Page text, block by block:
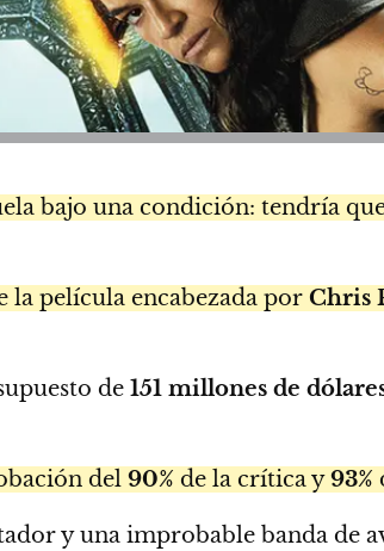
bajo una condición: tendría
la película encabezada por Chris
de 151 millones de
del 90% de la crítica y93%
y una improbable banda de